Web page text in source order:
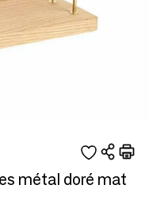
métal doré mat